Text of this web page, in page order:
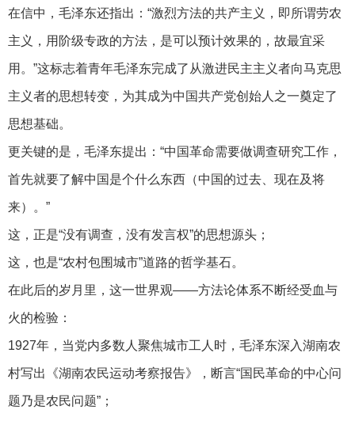
在信中，毛泽东还指出：“激烈方法的共产主义，即所谓劳农
主义，用阶级专政的方法，是可以预计效果的，故最宜采
用。”这标志着青年毛泽东完成了从激进民主主义者向马克思
主义者的思想转变，为其成为中国共产党创始人之一奠定了
思想基础。
更关键的是，毛泽东提出：“中国革命需要做调查研究工作，
首先就要了解中国是个什么东西（中国的过去、现在及将
来）。”
这，正是“没有调查，没有发言权”的思想源头；
这，也是“农村包围城市”道路的哲学基石。
在此后的岁月里，这一世界观——方法论体系不断经受血与
火的检验：
1927年，当党内多数人聚焦城市工人时，毛泽东深入湖南农
村写出《湖南农民运动考察报告》，断言“国民革命的中心问
题乃是农民问题”；